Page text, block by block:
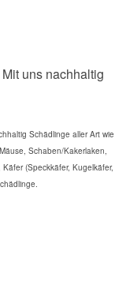
uns nachhaltig
Schädlinge aller Art wie
Schaben/Kakerlaken,
(Speckkäfer, Kugelkäfer,